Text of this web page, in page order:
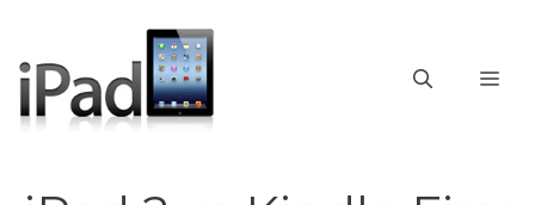
contenuto